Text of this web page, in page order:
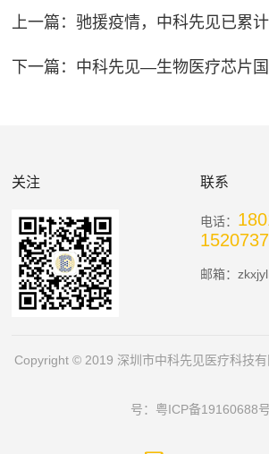
上一篇：驰援疫情，中科先见已累计向全球输出
下一篇： 中科先见—生物医疗芯片国际研究院项目 荣获第八届金博
关注 联系
电话：
邮箱：
Copyright © 2019 深圳市中科先见医疗科技
号： 粤ICP备19160688号